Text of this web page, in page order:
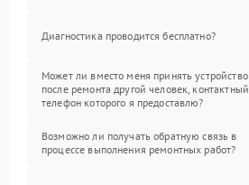
Диагностика проводится бесплатно?
Может ли вместо меня принять устройство
после ремонта другой человек, контактный
телефон которого я предоставлю?
Возможно ли получать обратную связь в
процессе выполнения ремонтных работ?